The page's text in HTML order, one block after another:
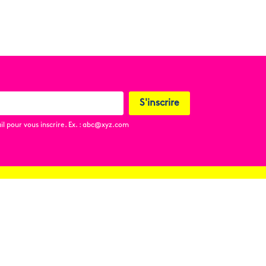
pour vous inscrire. Ex. : abc@xyz.com
S'inscrire